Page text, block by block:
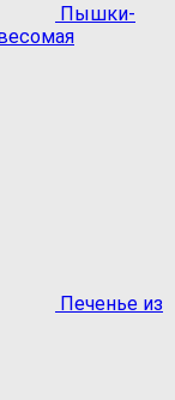
Пышки-
Печенье из